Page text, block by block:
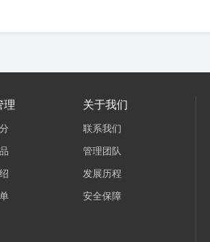
理 关于我们
联系我们
管理团队
发展历程
安全保障